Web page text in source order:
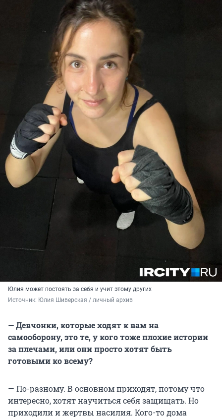
Юлия может постоять за себя и учит этому других
Источник: Юлия Шиверская / личный архив
— Девчонки, которые ходят к вам на
самооборону, это те, у кого тоже плохие истории
за плечами, или они просто хотят быть
готовыми ко всему?
— По-разному. В основном приходят, потому что
интересно, хотят научиться себя защищать. Но
приходили и жертвы насилия. Кого-то дома